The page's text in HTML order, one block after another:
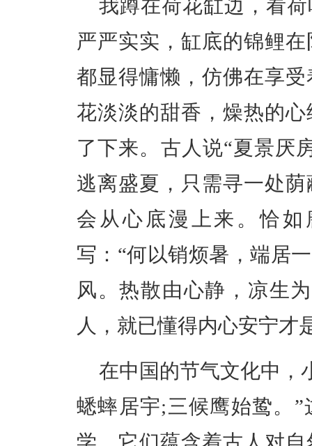
我蹲在荷花缸边，看
严严实实，缸底的锦鲤
都显得慵懒，仿佛在享
花淡淡的甜香，燥热的
了下来。古人说“夏景厌
逃离盛夏，只需寻一处
会从心底漫上来。恰
写：“何以销烦暑，端居
风。热散由心静，凉生
人，就已懂得内心安宁才
在中国的节气文化中，
蟋蟀居宇;三候鹰始鸷。